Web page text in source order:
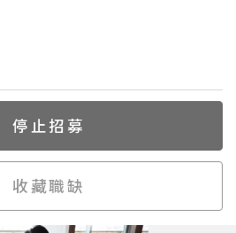
停止招募
收藏職缺